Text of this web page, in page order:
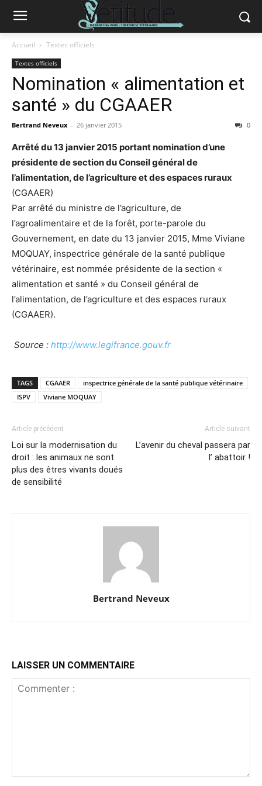
Accueil Textes officiels
Textes officiels
Nomination « alimentation et
santé » du CGAAER
Bertrand Neveux - 26 janvier 2015 0
Arrêté du 13 janvier 2015 portant nomination d’une
présidente de section du Conseil général de
l’alimentation, de l’agriculture et des espaces ruraux
(CGAAER)
Par arrêté du ministre de l’agriculture, de
l’agroalimentaire et de la forêt, porte-parole du
Gouvernement, en date du 13 janvier 2015, Mme Viviane
MOQUAY, inspectrice générale de la santé publique
vétérinaire, est nommée présidente de la section «
alimentation et santé » du Conseil général de
l’alimentation, de l’agriculture et des espaces ruraux
(CGAAER).
Source : http://www.legifrance.gouv.fr
TAGS CGAAER
inspectrice générale de la santé publique vétérinaire
ISPV
Viviane MOQUAY
Article précédent
Loi sur la modernisation du
droit : les animaux ne sont
plus des êtres vivants doués
de sensibilité
Article suivant
L’avenir du cheval passera par
l’ abattoir !
Bertrand Neveux
LAISSER UN COMMENTAIRE